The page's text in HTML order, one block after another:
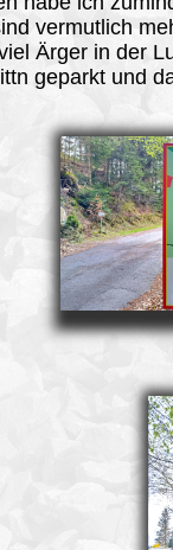
vermutlich
Ärger in der
geparkt und